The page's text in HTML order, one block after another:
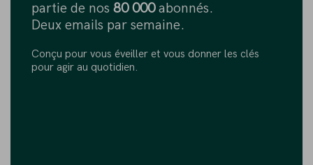
partie de nos 80 000abonnés.
Deux emails par semaine.
Conçu pour vous éveiller et vous donner les clés
pour agir au quotidien.